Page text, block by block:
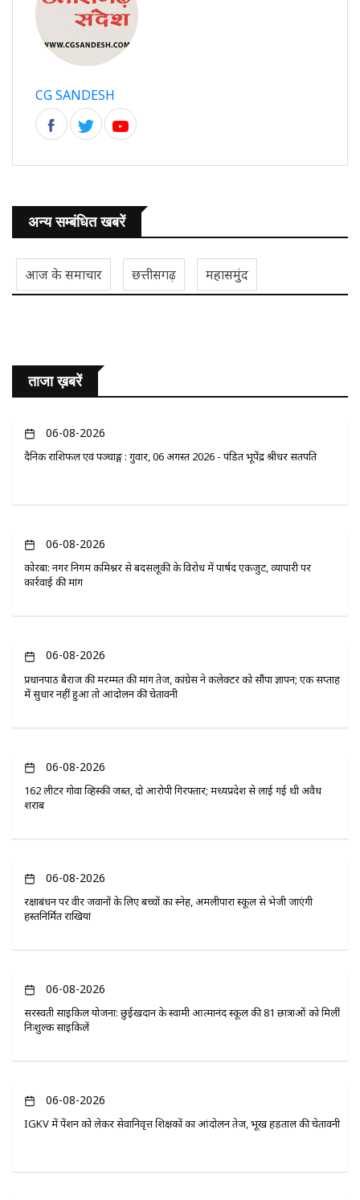
CG SANDESH
अन्य सम्बंधित खबरें
आज के समाचार छत्तीसगढ़ महासमुंद
ताजा ख़बरें
06-08-2026
दैनिक राशिफल एवं पञ्चाङ्ग : गुरुवार, 06 अगस्त 2026 - पंडित भूपेंद्र श्रीधर सतपति
06-08-2026
कोरबा: नगर निगम कमिश्नर से बदसलूकी के विरोध में पार्षद एकजुट, व्यापारी पर
कार्रवाई की मांग
06-08-2026
प्रधानपाठ बैराज की मरम्मत की मांग तेज, कांग्रेस ने कलेक्टर को सौंपा ज्ञापन; एक सप्ताह
में सुधार नहीं हुआ तो आंदोलन की चेतावनी
06-08-2026
162 लीटर गोवा व्हिस्की जब्त, दो आरोपी गिरफ्तार; मध्यप्रदेश से लाई गई थी अवैध
शराब
06-08-2026
रक्षाबंधन पर वीर जवानों के लिए बच्चों का स्नेह, अमलीपारा स्कूल से भेजी जाएंगी
हस्तनिर्मित राखियां
06-08-2026
सरस्वती साइकिल योजना: छुईखदान के स्वामी आत्मानंद स्कूल की 81 छात्राओं को मिलीं
निःशुल्क साइकिलें
06-08-2026
IGKV में पेंशन को लेकर सेवानिवृत्त शिक्षकों का आंदोलन तेज, भूख हड़ताल की चेतावनी